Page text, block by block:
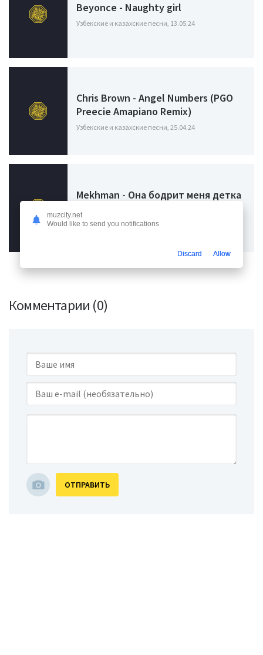
Beyonce - Naughty girl
Узбекские и казахские песни, 13.05.24
Chris Brown - Angel Numbers (PGO
Preecie Amapiano Remix)
Узбекские и казахские песни, 25.04.24
Mekhman - Она бодрит меня детка
Узбекские и казахские песни, 04.03.24
Комментарии (0)
ОТПРАВИТЬ
muzcity.net
Would like to send you notifications
Discard Allow